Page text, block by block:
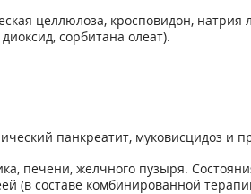
целлюлоза, кросповидон, натрия
сорбитана олеат).
панкреатит, муковисцидоз и
печени, желчного пузыря.
(в составе комбинированной